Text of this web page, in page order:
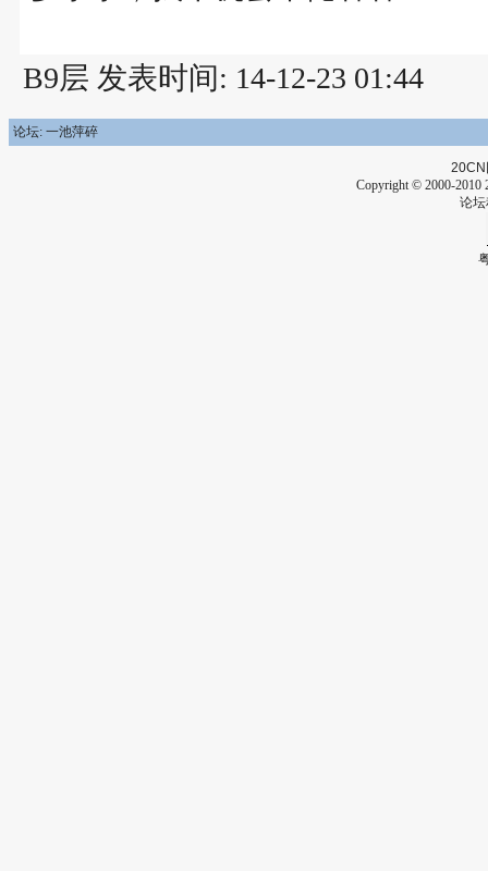
B9层 发表时间: 14-12-23 01:44
论坛: 一池萍碎
20CN
Copyright © 2000-2010
论